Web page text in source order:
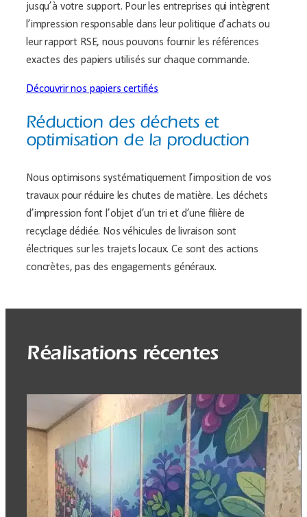
jusqu’à votre support. Pour les entreprises qui intègrent
l’impression responsable dans leur politique d’achats ou
leur rapport RSE, nous pouvons fournir les références
exactes des papiers utilisés sur chaque commande.
Découvrir nos papiers certifiés
Réduction des déchets et
optimisation de la production
Nous optimisons systématiquement l’imposition de vos
travaux pour réduire les chutes de matière. Les déchets
d’impression font l’objet d’un tri et d’une filière de
recyclage dédiée. Nos véhicules de livraison sont
électriques sur les trajets locaux. Ce sont des actions
concrètes, pas des engagements généraux.
Réalisations récentes